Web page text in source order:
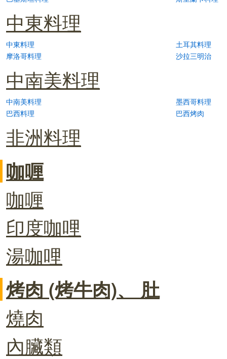
中東料理
中東料理
土耳其料理
摩洛哥料理
沙拉三明治
中南美料理
中南美料理
墨西哥料理
巴西料理
巴西烤肉
非洲料理
咖喱
咖喱
印度咖哩
湯咖哩
烤肉 (烤牛肉)、 肚
燒肉
內臟類